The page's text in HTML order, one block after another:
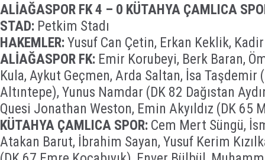
ALİAĞASPOR FK 4 – 0 KÜTAHYA ÇAMLICA
STAD: Petkim Stadı
HAKEMLER: Yusuf Can Çetin, Erkan Keklik, Kadir
ALİAĞASPOR FK: Emir Korubeyi, Berk Baran,
Kula, Aykut Geçmen, Arda Saltan, İsa Taşdemir
Altıntepe), Yunus Namdar (DK 82 Dağıstan
Quesi Jonathan Weston, Emin Akyıldız (DK 65
KÜTAHYA ÇAMLICA SPOR: Cem Mert Süngü,
Atakan Barut, İbrahim Sayan, Yusuf Kerim